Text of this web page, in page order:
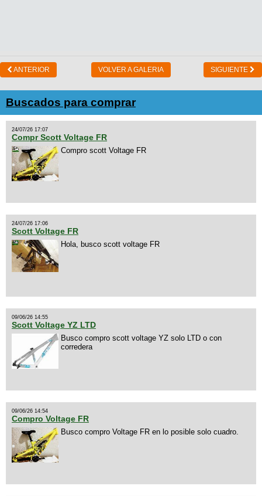
ANTERIOR VOLVER A GALERIA SIGUIENTE
Buscados para comprar
24/07/26 17:07
Compr Scott Voltage FR
Compro scott Voltage FR
24/07/26 17:06
Scott Voltage FR
Hola, busco scott voltage FR
09/06/26 14:55
Scott Voltage YZ LTD
Busco compro scott voltage YZ solo LTD o con
corredera
09/06/26 14:54
Compro Voltage FR
Busco compro Voltage FR en lo posible solo cuadro.